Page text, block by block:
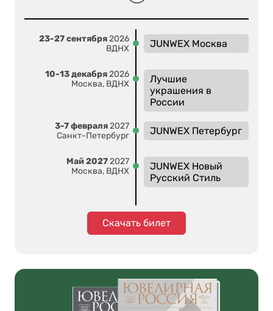
23-27 сентября2026
ВДНХ
JUNWEX Москва
10-13 декабря2026
Москва, ВДНХ
Лучшие
украшения в
России
3-7 февраля2027
Санкт-Петербург
JUNWEX Петербург
Май 20272027
Москва, ВДНХ
JUNWEX Новый
Русский Стиль
Скачать билет